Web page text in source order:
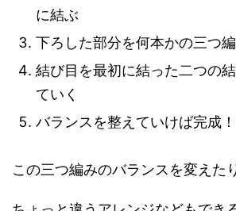
に結ぶ
下ろした部分を何本かの三つ
結び目を最初に結った二つの
ていく
バランスを整えていけば完成！
この三つ編みのバランスを変えた